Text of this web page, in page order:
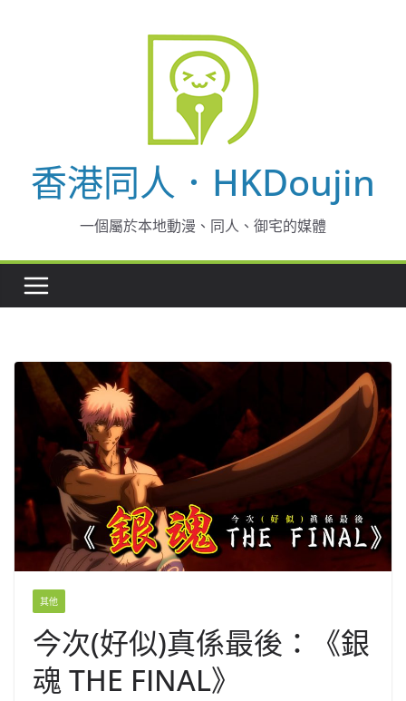
香港同人．HKDoujin
一個屬於本地動漫、同人、御宅的媒體
其他
今次(好似)真係最後：《銀
魂 THE FINAL》